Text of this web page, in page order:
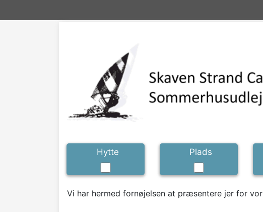
Hytte Plads
Vi har hermed fornøjelsen at præsentere jer for